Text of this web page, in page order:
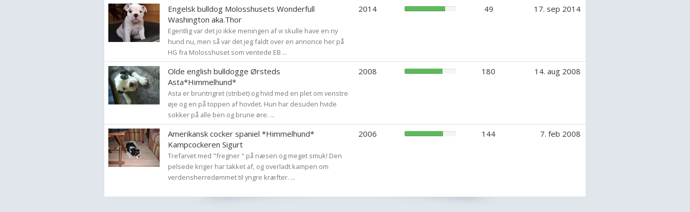
Engelsk bulldog Molosshusets Wonderfull
Washington aka.Thor
Egentlig var det jo ikke meningen af vi skulle have en ny
hund nu, men så var det jeg faldt over en annonce her på
HG fra Molosshuset som ventede EB ...
2014 49 17. sep 2014
Olde english bulldogge Ørsteds
Asta*Himmelhund*
Asta er bruntrigret (stribet) og hvid med en plet om venstre
øje og en på toppen af hovdet. Hun har desuden hvide
sokker på alle ben og brune øre. ...
2008 180 14. aug 2008
Amerikansk cocker spaniel *Himmelhund*
Kampcockeren Sigurt
Trefarvet med "fregner " på næsen og meget smuk! Den
pelsede kriger har takket af, og overladt kampen om
verdensherredømmet til yngre kræfter. ...
2006 144 7. feb 2008